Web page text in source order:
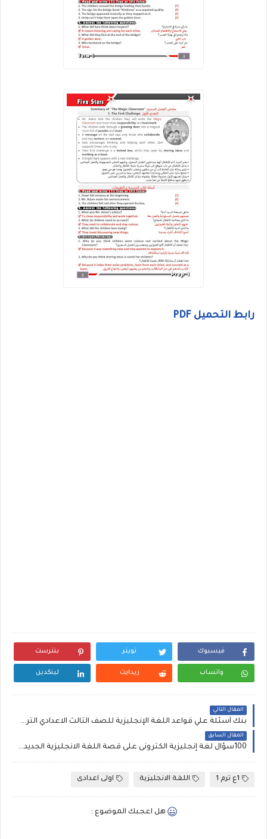
رابط التحميل PDF
فيسبوك تويتر بنترست
واتساب ريدايت لينكدين
المقال التالي
بنك أسئلة علي قواعد اللغة الإنجليزية للصف الثالث الاعدادي الترم الاول مقسمة حسب الوحدات ملفPDF مجانى
المقال السابق
100سؤال لغة إنجليزية الكترونى على قصة اللغة الانجليزية الجديدة للصف الاول الاعدادى الترم الاول مستر محمود الزيادى
1ع ترم 1 اللغة الانجليزية اولى اعدادى
هل اعجبك الموضوع :